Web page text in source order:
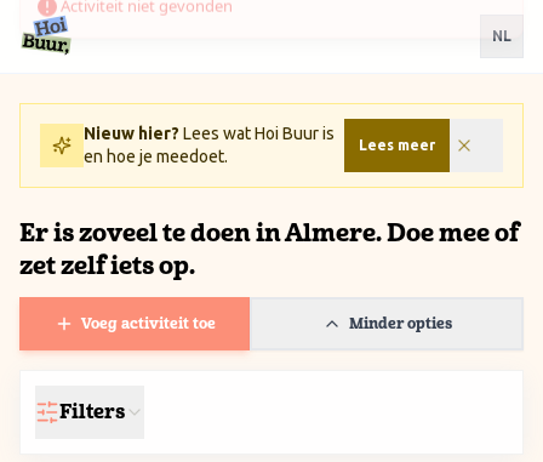
Ga naar inhoud / Skip to content
NL
Nieuw hier? Lees wat Hoi Buur is
en hoe je meedoet.
Lees meer
Er is zoveel te doen in Almere. Doe mee of
zet zelf iets op.
Voeg activiteit toe Minder opties
Filters